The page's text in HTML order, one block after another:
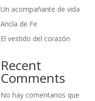
Un acompañante de vida
Ancla de Fe
El vestido del corazón
Recent
Comments
No hay comentarios que